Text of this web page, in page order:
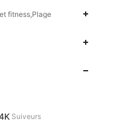
fitness,Plage